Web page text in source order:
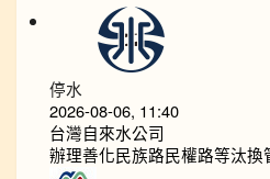
停水
2026-08-06, 11:40
台灣自來水公司
辦理善化民族路民權路等汰換